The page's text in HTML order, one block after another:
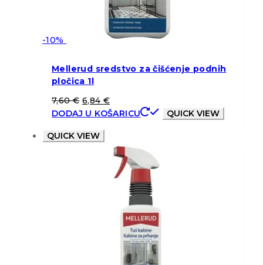
-10%
Mellerud sredstvo za čišćenje podnih
pločica 1l
7,60€ 6,84 €
DODAJ U KOŠARICU
QUICK VIEW
QUICK VIEW